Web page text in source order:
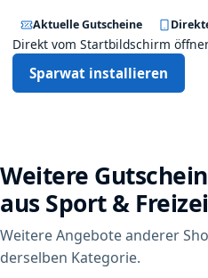
a
t
t
!
Aktuelle Gutscheine
Direkt vom Startbildschirm
Sparwat installieren
Weitere
aus Sport &
Weitere Angebote anderer
derselben Kategorie.